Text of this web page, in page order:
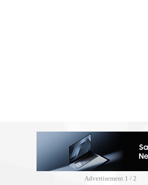
Advertisement 2 / 2